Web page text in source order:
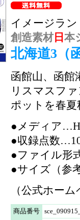
イメージラン
創造素材 日 本
北海道3（
函館山、函館
リスマスフ
ポットを春夏
●メディア
●収録点数
●ファイル形
●サイズ（参
（公式ホー
商品番号